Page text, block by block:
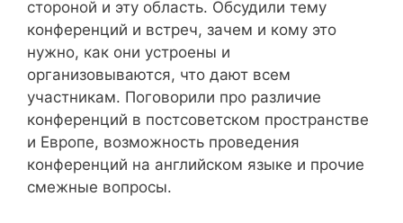
стороной и эту область. Обсудили тему
конференций и встреч, зачем и кому это
нужно, как они устроены и
организовываются, что дают всем
участникам. Поговорили про различие
конференций в постсоветском пространстве
и Европе, возможность проведения
конференций на английском языке и прочие
смежные вопросы.